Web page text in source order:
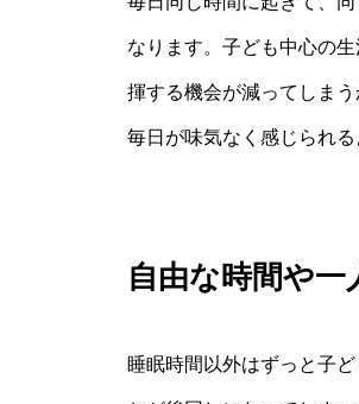
なります。子ども中心の
揮する機会が減ってしま
毎日が味気なく感じられる
自由な時間や
睡眠時間以外はずっと子